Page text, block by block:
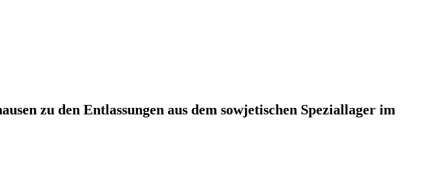
zu den Entlassungen aus dem sowjetischen Speziallager im